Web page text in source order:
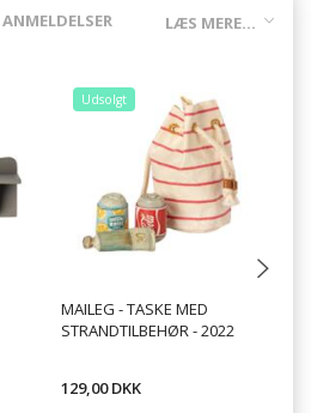
LÆS MERE...
ANMELDELSER
Udsolgt
MAILEG - TASKE MED
STRANDTILBEHØR - 2022
129,00 DKK